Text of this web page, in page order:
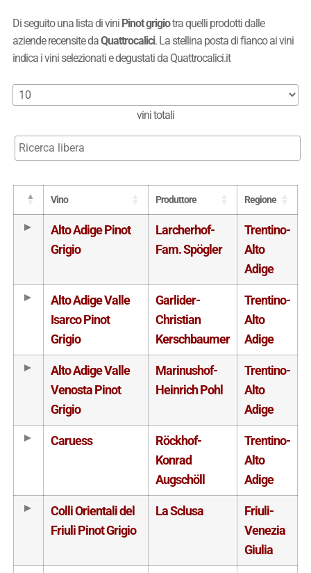
Di seguito una lista di vini Pinot grigiotra quelli prodotti dalle
aziende recensite daQuattrocalici. La stellina posta di fianco ai vini
indica i vini selezionati e degustati da Quattrocalici.it
vini totali
Vino Produttore Regione
Alto Adige Pinot
Grigio
Larcherhof-
Fam. Spögler
Trentino-
Alto
Adige
Alto Adige Valle
Isarco Pinot
Grigio
Garlider-
Christian
Kerschbaumer
Trentino-
Alto
Adige
Alto Adige Valle
Venosta Pinot
Grigio
Marinushof-
Heinrich Pohl
Trentino-
Alto
Adige
Caruess
Röckhof-
Konrad
Augschöll
Trentino-
Alto
Adige
Colli Orientali del
Friuli Pinot Grigio
La Sclusa
Friuli-
Venezia
Giulia